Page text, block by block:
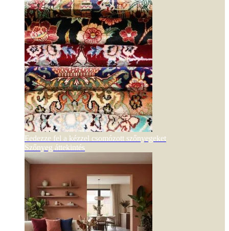
Fedezze fel a kézzel csomózott szőnyegeket
Szőnyeg áttekintés